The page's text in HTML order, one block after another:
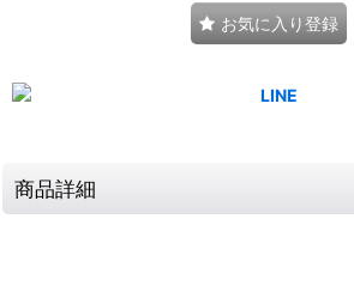
お気に入り登録
商品詳細